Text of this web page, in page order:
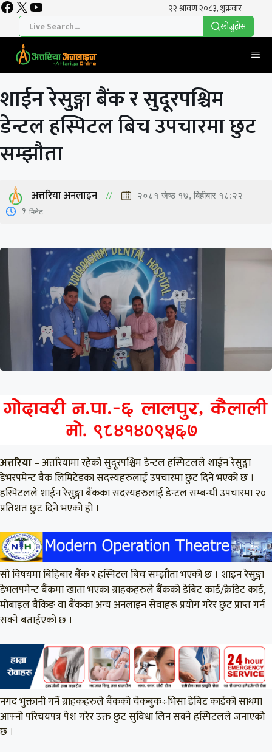
Skip
content
Facebook
X YouTube
खाेज्नुहाेस
शाईन रेसुङ्गा बैंक र सुदूरपश्चिम
डेन्टल हस्पिटल बिच उपचारमा छुट
सम्झौता
अत्तरिया अनलाइन २०८१ जेष्ठ १७, बिहीबार १८:२२
1 मिनेट
अत्तरिया –अत्तरियामा रहेको सुदूरपश्चिम डेन्टल हस्पिटलले शाईन रेसुङ्गा
डेभरपमेन्ट बैंक लिमिटेडका सदस्यहरुलाई उपचारमा छुट दिने भएको छ ।
हस्पिटलले शाईन रेसुङ्गा बैंकका सदस्यहरुलाई डेन्टल सम्बन्धी उपचारमा २०
प्रतिशत छुट दिने भएको हो ।
सो विषयमा बिहिबार बैंक र हस्पिटल बिच सम्झौता भएको छ । शाइन रेसुङ्गा
डेभलपमेन्ट बैंकमा खाता भएका ग्राहकहरुले बैंकको डेबिट कार्ड/क्रेडिट कार्ड,
मोबाइल बैंकिङ वा बैंकका अन्य अनलाइन सेवाहरू प्रयोग गरेर छुट प्राप्त गर्न
सक्ने बताईएको छ ।
नगद भुक्तानी गर्ने ग्राहकहरुले बैंकको चेकबुक÷भिसा डेबिट कार्डको साथमा
आफ्नो परिचयपत्र पेश गरेर उक्त छुट सुविधा लिन सक्ने हस्पिटलले जनाएको
छ ।